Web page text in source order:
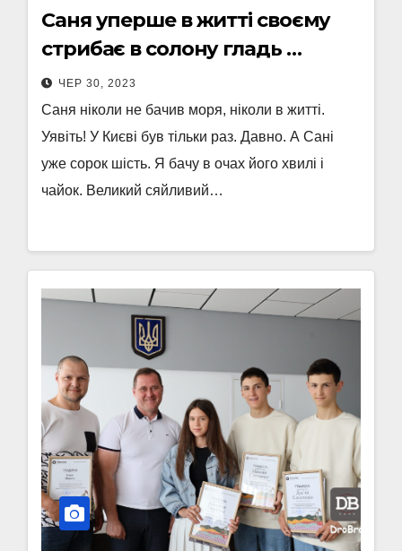
Саня уперше в житті своєму
стрибає в солону гладь …
ЧЕР 30, 2023
Саня ніколи не бачив моря, ніколи в житті.
Уявіть! У Києві був тільки раз. Давно. А Сані
уже сорок шість. Я бачу в очах його хвилі і
чайок. Великий сяйливий…